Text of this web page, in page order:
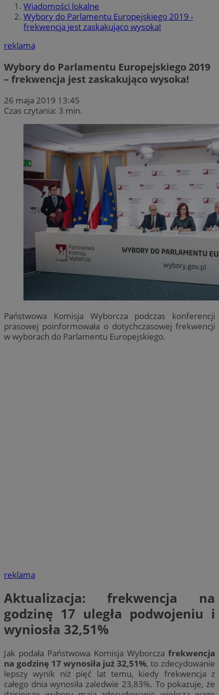
Wiadomości lokalne
Wybory do Parlamentu Europejskiego 2019 -
frekwencja jest zaskakująco wysoka!
reklama
Wybory do Parlamentu Europejskiego 2019
– frekwencja jest zaskakująco wysoka!
26 maja 2019 13:45
Czas czytania: 3 min.
Państwowa Komisja Wyborcza podczas konferencji
prasowej poinformowała o dotychczasowej frekwencji
w wyborach do Parlamentu Europejskiego.
reklama
Aktualizacja: frekwencja na
godzinę 17 uległa podwojeniu i
wyniosła 32,51%
Jak podała Państwowa Komisja Wyborcza frekwencja
na godzinę 17 wynosiła już 32,51%, to zdecydowanie
lepszy wynik niż pięć lat temu, kiedy frekwencja z
całego dnia wynosiła zaledwie 23,83%. To pokazuje, że